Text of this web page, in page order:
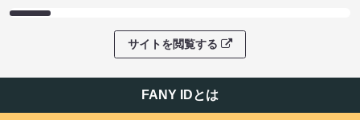
サイトを閲覧する
FANY IDとは